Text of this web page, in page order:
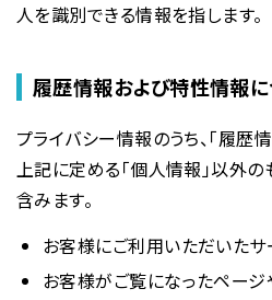
人を識別できる情報を指します。
履歴情報および特性情報に
プライバシー情報のうち、「履歴
上記に定める「個人情報」以外の
含みます。
お客様にご利用いただいた
お客様がご覧になったペー